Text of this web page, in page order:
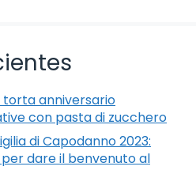
torta anniversario
con pasta di zucchero
di Capodanno 2023:
dare il benvenuto al